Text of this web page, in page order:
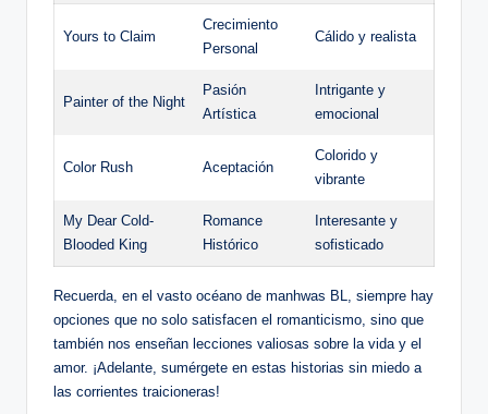
Yours to Claim
Crecimiento
Personal
Cálido y realista
Painter of ⁤the Night
Pasión
⁢Artística
Intrigante y
emocional
Color Rush Aceptación
Colorido y
⁢vibrante
My Dear Cold-
Blooded ⁣King
Romance⁣
Histórico
Interesante y
sofisticado
Recuerda,⁤ en el vasto océano de manhwas BL, siempre hay
opciones que no solo satisfacen el⁤ romanticismo, sino que
también nos enseñan lecciones valiosas sobre la vida y el
amor. ¡Adelante, sumérgete en estas historias ⁣sin miedo a
las corrientes traicioneras!